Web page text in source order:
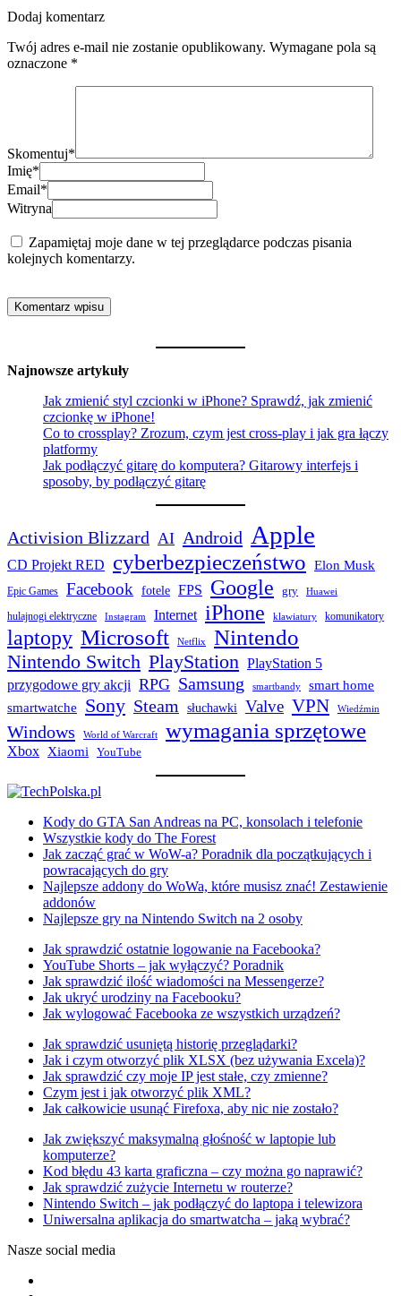
Dodaj komentarz
Twój adres e-mail nie zostanie opublikowany. Wymagane pola są
oznaczone *
Skomentuj*
Imię*
Email*
Witryna
Zapamiętaj moje dane w tej przeglądarce podczas pisania
kolejnych komentarzy.
Najnowsze artykuły
Jak zmienić styl czcionki w iPhone? Sprawdź, jak zmienić
czcionkę w iPhone!
Co to crossplay? Zrozum, czym jest cross-play i jak gra łączy
platformy
Jak podłączyć gitarę do komputera? Gitarowy interfejs i
sposoby, by podłączyć gitarę
Activision Blizzard AI Android Apple
CD Projekt RED cyberbezpieczeństwo Elon Musk
Epic Games Facebook fotele FPS Google gry Huawei
hulajnogi elektryczne Instagram Internet iPhone klawiatury komunikatory
laptopy Microsoft Netflix Nintendo
Nintendo Switch PlayStation PlayStation 5
przygodowe gry akcji RPG Samsung smartbandy smart home
smartwatche Sony Steam słuchawki Valve VPN Wiedźmin
Windows World of Warcraft wymagania sprzętowe
Xbox Xiaomi YouTube
Kody do GTA San Andreas na PC, konsolach i telefonie
Wszystkie kody do The Forest
Jak zacząć grać w WoW-a? Poradnik dla początkujących i
powracających do gry
Najlepsze addony do WoWa, które musisz znać! Zestawienie
addonów
Najlepsze gry na Nintendo Switch na 2 osoby
Jak sprawdzić ostatnie logowanie na Facebooka?
YouTube Shorts – jak wyłączyć? Poradnik
Jak sprawdzić ilość wiadomości na Messengerze?
Jak ukryć urodziny na Facebooku?
Jak wylogować Facebooka ze wszystkich urządzeń?
Jak sprawdzić usuniętą historię przeglądarki?
Jak i czym otworzyć plik XLSX (bez używania Excela)?
Jak sprawdzić czy moje IP jest stałe, czy zmienne?
Czym jest i jak otworzyć plik XML?
Jak całkowicie usunąć Firefoxa, aby nic nie zostało?
Jak zwiększyć maksymalną głośność w laptopie lub
komputerze?
Kod błędu 43 karta graficzna – czy można go naprawić?
Jak sprawdzić zużycie Internetu w routerze?
Nintendo Switch – jak podłączyć do laptopa i telewizora
Uniwersalna aplikacja do smartwatcha – jaką wybrać?
Nasze social media